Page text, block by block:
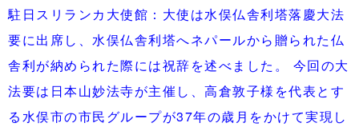
駐日スリランカ大使館：大使は水俣仏舎利塔落慶大法
要に出席し、水俣仏舎利塔へネパールから贈られた仏
舎利が納められた際には祝辞を述べました。 今回の大
法要は日本山妙法寺が主催し、高倉敦子様を代表とす
る水俣市の市民グループが37年の歳月をかけて実現し